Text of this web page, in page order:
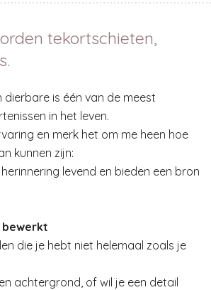
tekortschieten,
dierbare is één van de meest
in het leven.
en merk het om me heen hoe
kunnen zijn:
levend en bieden een bron
bewerkt
die je hebt niet helemaal zoals je
achtergrond, of wil je een detail